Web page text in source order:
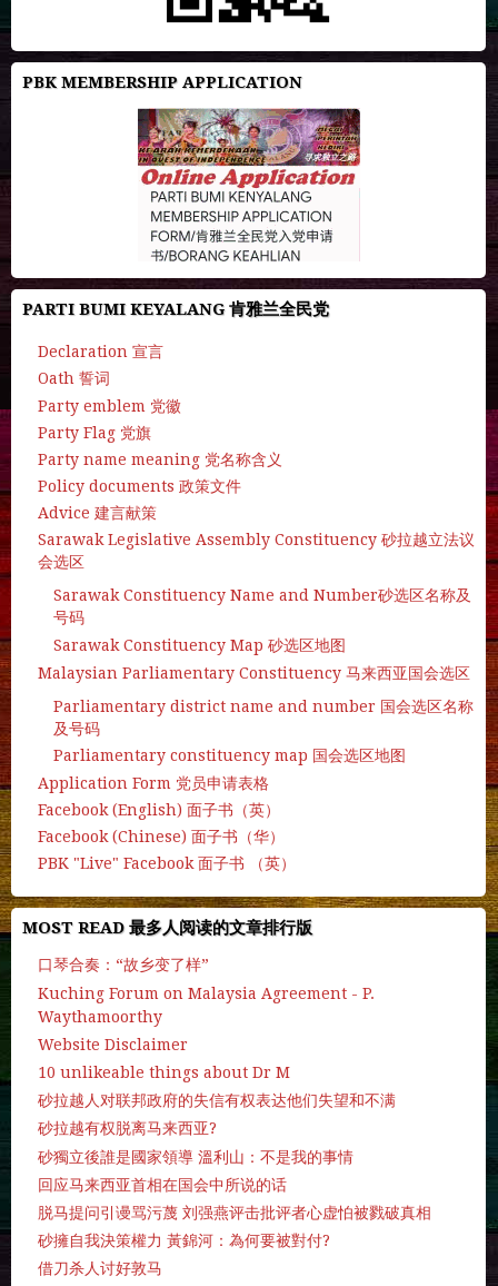
PBK MEMBERSHIP APPLICATION
PARTI BUMI KEYALANG 肯雅兰全民党
Declaration 宣言
Oath 誓词
Party emblem 党徽
Party Flag 党旗
Party name meaning 党名称含义
Policy documents 政策文件
Advice 建言献策
Sarawak Legislative Assembly Constituency 砂拉越立法议
会选区
Sarawak Constituency Name and Number砂选区名称及
号码
Sarawak Constituency Map 砂选区地图
Malaysian Parliamentary Constituency 马来西亚国会选区
Parliamentary district name and number 国会选区名称
及号码
Parliamentary constituency map 国会选区地图
Application Form 党员申请表格
Facebook (English) 面子书（英）
Facebook (Chinese) 面子书（华）
PBK "Live" Facebook 面子书 （英）
MOST READ 最多人阅读的文章排行版
口琴合奏：“故乡变了样”
Kuching Forum on Malaysia Agreement - P.
Waythamoorthy
Website Disclaimer
10 unlikeable things about Dr M
砂拉越人对联邦政府的失信有权表达他们失望和不满
砂拉越有权脱离马来西亚?
砂獨立後誰是國家領導 溫利山：不是我的事情
回应马来西亚首相在国会中所说的话
脱马提问引谩骂污蔑 刘强燕评击批评者心虚怕被戮破真相
砂擁自我決策權力 黃錦河：為何要被對付?
借刀杀人讨好敦马